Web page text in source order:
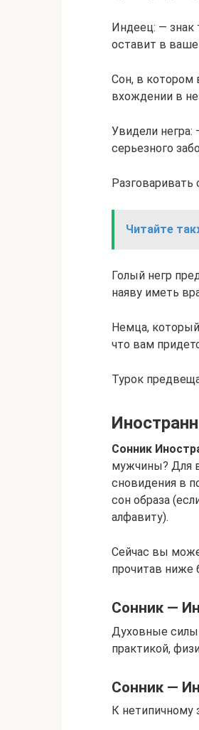
Индеец: — знак
оставит в
Сон, в котором
вхождении в
Увидели негра:
серьезного
Читайте
Голый негр
наяву иметь
Немца,
что вам
Турок
Сонник
мужчины? Для
сновидения в
сон образа
алфавиту).
Сейчас вы
прочитав ниже
Сонник —
Духовные силы
практикой,
Сонник —
К нетипичному